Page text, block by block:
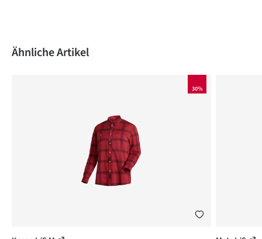
Produktgalerie überspringen
Ähnliche Artikel
30%